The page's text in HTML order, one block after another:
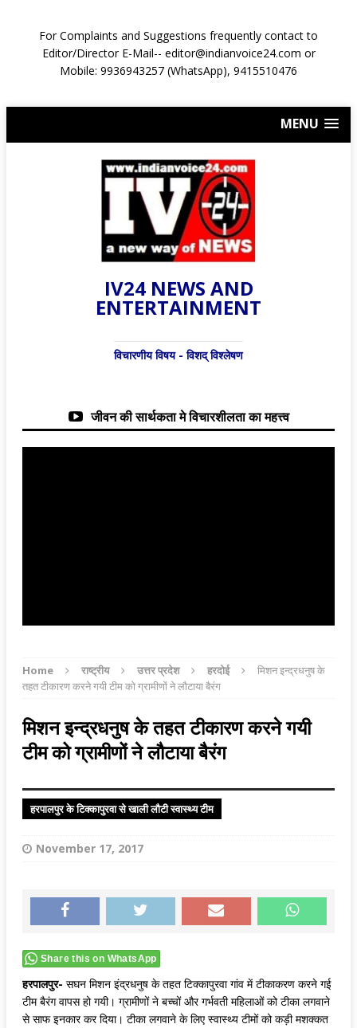
For Complaints and Suggestions frequently contact to
Editor/Director E-Mail-- editor@indianvoice24.com or
Mobile: 9936943257 (WhatsApp), 9415510476
MENU
IV24 NEWS AND
ENTERTAINMENT
विचारणीय विषय - विशद् विश्लेषण
जीवन की सार्थकता मे विचारशीलता का महत्त्व
Home राष्ट्रीय उत्तर प्रदेश हरदोई
मिशन इन्द्रधनुष के
तहत टीकारण करने गयी टीम को ग्रामीणों ने लौटाया बैरंग
मिशन इन्द्रधनुष के तहत टीकारण करने गयी
टीम को ग्रामीणों ने लौटाया बैरंग
हरपालपुर के टिक्कापुरवा से खाली लौटी स्वास्थ्य टीम
November 17, 2017
Share this on WhatsApp
हरपालपुर- सघन मिशन इंद्रधनुष के तहत टिक्कापुरवा गांव में टीकाकरण करने गई
टीम बैरंग वापस हो गयी। ग्रामीणों ने बच्चों और गर्भवती महिलाओं को टीका लगवाने
से साफ इनकार कर दिया। टीका लगवाने के लिए स्वास्थ्य टीमों को कड़ी मशक्कत